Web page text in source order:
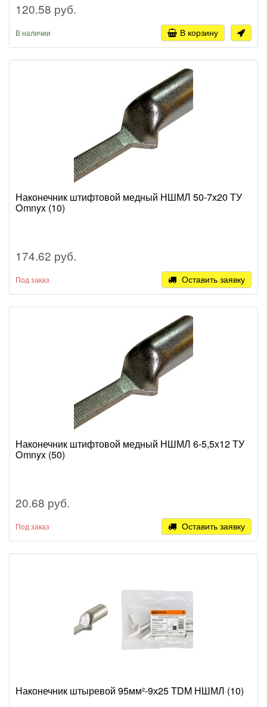
120.58 руб.
В наличии В корзину
Наконечник штифтовой медный НШМЛ 50-7х20 ТУ
Omnyx (10)
174.62 руб.
Под заказ Оставить заявку
Наконечник штифтовой медный НШМЛ 6-5,5х12 ТУ
Omnyx (50)
20.68 руб.
Под заказ Оставить заявку
Наконечник штыревой 95мм²-9х25 TDM НШМЛ (10)